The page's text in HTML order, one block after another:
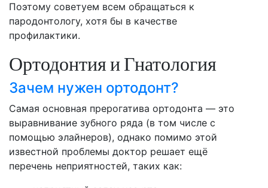
Поэтому советуем всем обращаться к
пародонтологу, хотя бы в качестве
профилактики.
Ортодонтия и Гнатология
Зачем нужен ортодонт?
Самая основная прерогатива ортодонта — это
выравнивание зубного ряда (в том числе с
помощью элайнеров), однако помимо этой
известной проблемы доктор решает ещё
перечень неприятностей, таких как: